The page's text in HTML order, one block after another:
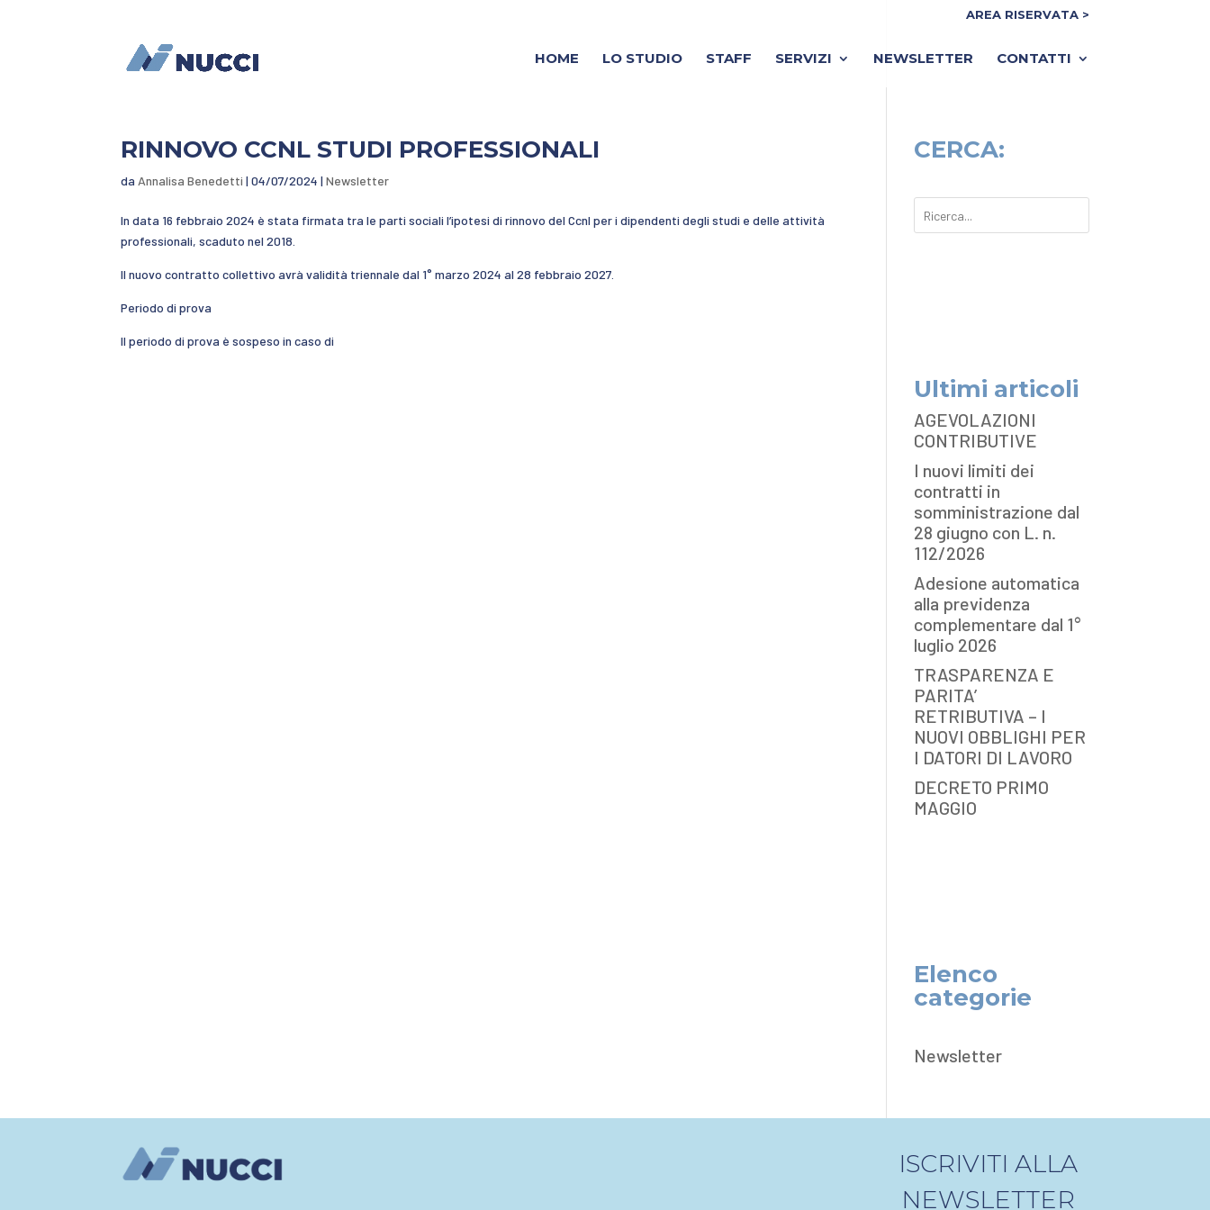
AREA RISERVATA >
HOME LO STUDIO STAFF SERVIZI NEWSLETTER CONTATTI
RINNOVO CCNL STUDI PROFESSIONALI
da Annalisa Benedetti |04/07/2024 |Newsletter
In data 16 febbraio 2024 è stata firmata tra le parti sociali l’ipotesi di rinnovo del Ccnl per i dipendenti degli studi e delle attività
professionali, scaduto nel 2018.
Il nuovo contratto collettivo avrà validità triennale dal 1° marzo 2024 al 28 febbraio 2027.
Periodo di prova
Il periodo di prova è sospeso in caso di
CERCA:
Ultimi articoli
AGEVOLAZIONI
CONTRIBUTIVE
I nuovi limiti dei
contratti in
somministrazione dal
28 giugno con L. n.
112/2026
Adesione automatica
alla previdenza
complementare dal 1°
luglio 2026
TRASPARENZA E
PARITA’
RETRIBUTIVA – I
NUOVI OBBLIGHI PER
I DATORI DI LAVORO
DECRETO PRIMO
MAGGIO
Elenco
categorie
Newsletter
ISCRIVITI ALLA
NEWSLETTER